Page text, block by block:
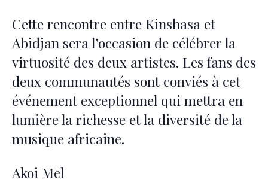
Cette rencontre entre Kinshasa et
Abidjan sera l’occasion de célébrer la
virtuosité des deux artistes. Les fans des
deux communautés sont conviés à cet
événement exceptionnel qui mettra en
lumière la richesse et la diversité de la
musique africaine.
Akoi Mel